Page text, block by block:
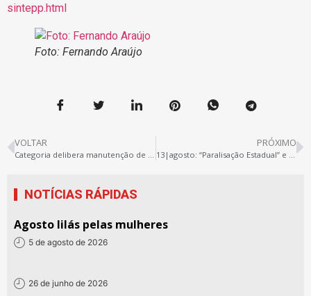
sintepp.html
Foto: Fernando Araújo
VOLTAR PRÓXIMO
NOTÍCIAS RÁPIDAS
Agosto lilás pelas mulheres
5 de agosto de 2026
26 de junho de 2026